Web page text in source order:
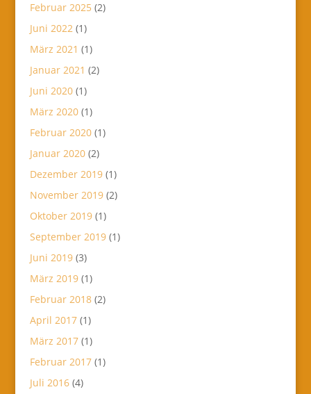
Februar 2025 (2)
Juni 2022(1)
März 2021 (1)
Januar 2021 (2)
Juni 2020(1)
März 2020(1)
Februar 2020(1)
Januar 2020(2)
Dezember 2019(1)
November 2019(2)
Oktober 2019(1)
September 2019(1)
Juni 2019(3)
März 2019(1)
Februar 2018(2)
April 2017(1)
März 2017(1)
Februar 2017(1)
Juli 2016(4)